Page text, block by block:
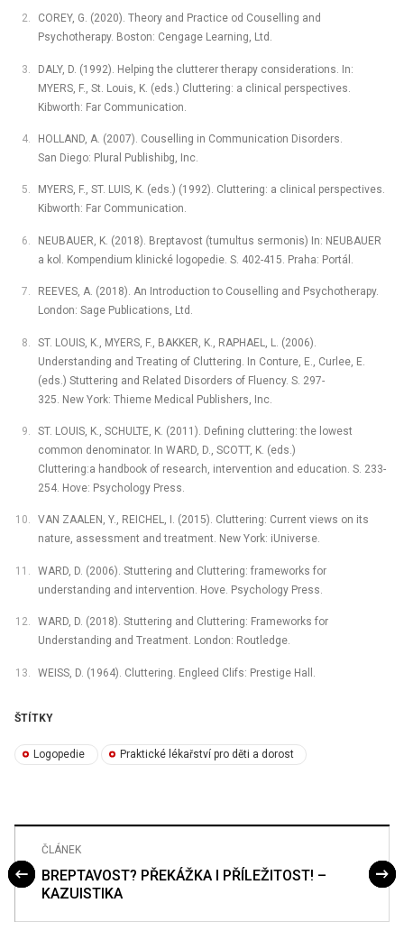
COREY, G. (2020). Theory and Practice od Couselling and
Psychotherapy. Boston: Cengage Learning, Ltd.
DALY, D. (1992). Helping the clutterer therapy considerations. In:
MYERS, F., St. Louis, K. (eds.) Cluttering: a clinical perspectives.
Kibworth: Far Communication.
HOLLAND, A. (2007). Couselling in Communication Disorders.
San Diego: Plural Publishibg, Inc.
MYERS, F., ST. LUIS, K. (eds.) (1992). Cluttering: a clinical perspectives.
Kibworth: Far Communication.
NEUBAUER, K. (2018). Breptavost (tumultus sermonis) In: NEUBAUER
a kol. Kompendium klinické logopedie. S. 402-415. Praha: Portál.
REEVES, A. (2018). An Introduction to Couselling and Psychotherapy.
London: Sage Publications, Ltd.
ST. LOUIS, K., MYERS, F., BAKKER, K., RAPHAEL, L. (2006).
Understanding and Treating of Cluttering. In Conture, E., Curlee, E.
(eds.) Stuttering and Related Disorders of Fluency. S. 297-
325. New York: Thieme Medical Publishers, Inc.
ST. LOUIS, K., SCHULTE, K. (2011). Defining cluttering: the lowest
common denominator. In WARD, D., SCOTT, K. (eds.)
Cluttering:a handbook of research, intervention and education. S. 233-
254. Hove: Psychology Press.
VAN ZAALEN, Y., REICHEL, I. (2015). Cluttering: Current views on its
nature, assessment and treatment. New York: iUniverse.
WARD, D. (2006). Stuttering and Cluttering: frameworks for
understanding and intervention. Hove. Psychology Press.
WARD, D. (2018). Stuttering and Cluttering: Frameworks for
Understanding and Treatment. London: Routledge.
WEISS, D. (1964). Cluttering. Engleed Clifs: Prestige Hall.
ŠTÍTKY
Logopedie Praktické lékařství pro děti a dorost
ČLÁNEK
BREPTAVOST? PŘEKÁŽKA I PŘÍLEŽITOST! –
KAZUISTIKA